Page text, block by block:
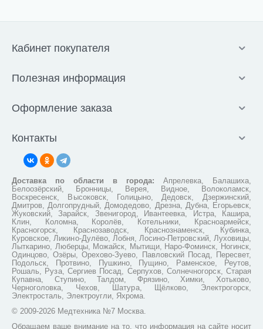
Кабинет покупателя
Полезная информация
Оформление заказа
Контакты
Доставка по области в города: Апрелевка, Балашиха,
Белоозёрский, Бронницы, Верея, Видное, Волоколамск,
Воскресенск, Высоковск, Голицыно, Дедовск, Дзержинский,
Дмитров, Долгопрудный, Домодедово, Дрезна, Дубна, Егорьевск,
Жуковский, Зарайск, Звенигород, Ивантеевка, Истра, Кашира,
Клин, Коломна, Королёв, Котельники, Красноармейск,
Красногорск, Краснозаводск, Краснознаменск, Кубинка,
Куровское, Ликино-Дулёво, Лобня, Лосино-Петровский, Луховицы,
Лыткарино, Люберцы, Можайск, Мытищи, Наро-Фоминск, Ногинск,
Одинцово, Озёры, Орехово-Зуево, Павловский Посад, Пересвет,
Подольск, Протвино, Пушкино, Пущино, Раменское, Реутов,
Рошаль, Руза, Сергиев Посад, Серпухов, Солнечногорск, Старая
Купавна, Ступино, Талдом, Фрязино, Химки, Хотьково,
Черноголовка, Чехов, Шатура, Щёлково, Электрогорск,
Электросталь, Электроугли, Яхрома.
© 2009-2026 Медтехника №7 Москва.
Обращаем ваше внимание на то, что информация на сайте носит